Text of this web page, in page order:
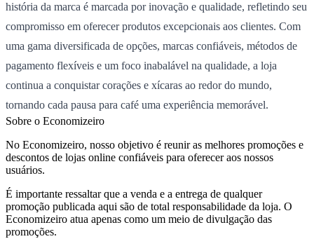
história da marca é marcada por inovação e qualidade, refletindo seu
compromisso em oferecer produtos excepcionais aos clientes. Com
uma gama diversificada de opções, marcas confiáveis, métodos de
pagamento flexíveis e um foco inabalável na qualidade, a loja
continua a conquistar corações e xícaras ao redor do mundo,
tornando cada pausa para café uma experiência memorável.
Sobre o Economizeiro
No Economizeiro, nosso objetivo é reunir as melhores promoções e
descontos de lojas online confiáveis para oferecer aos nossos
usuários.
É importante ressaltar que a venda e a entrega de qualquer
promoção publicada aqui são de total responsabilidade da loja. O
Economizeiro atua apenas como um meio de divulgação das
promoções.